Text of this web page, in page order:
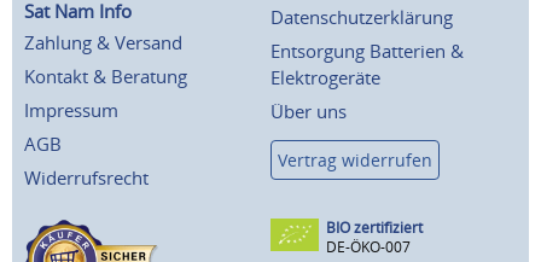
Sat Nam Info
Zahlung & Versand
Kontakt & Beratung
Impressum
AGB
Widerrufsrecht
Datenschutzerklärung
Entsorgung Batterien &
Elektrogeräte
Über uns
Vertrag widerrufen
BIO zertifiziert
DE-ÖKO-007